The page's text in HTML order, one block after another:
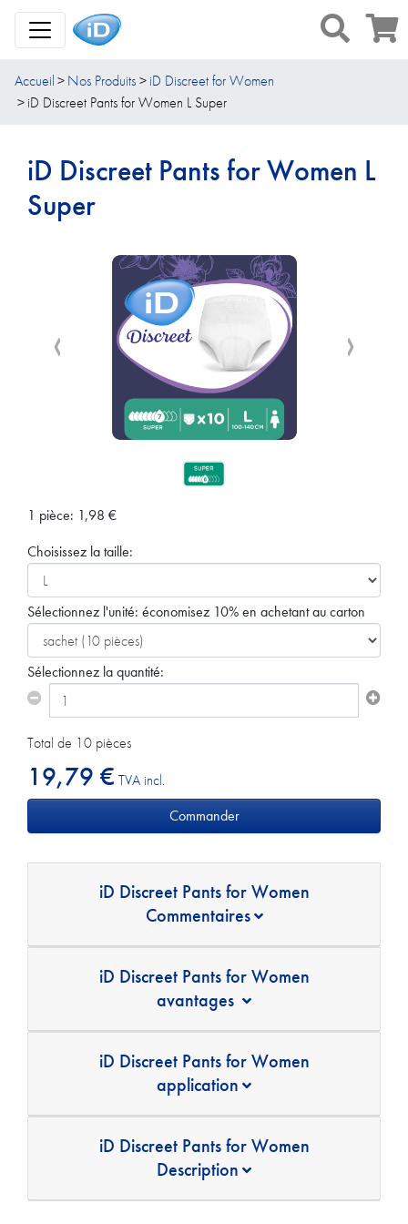
Toggle Navigation
Accueil Nos Produits
iD Discreet for Women
iD Discreet Pants for Women L Super
iD Discreet Pants for Women L
Super
1 pièce: 1,98 €
Choisissez la taille:
Sélectionnez l'unité: économisez 10% en achetant au carton
Sélectionnez la quantité:
Total de 10 pièces
19,79 € TVA incl.
iD Discreet Pants for Women
Commentaires
iD Discreet Pants for Women
avantages
iD Discreet Pants for Women
application
iD Discreet Pants for Women
Description